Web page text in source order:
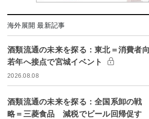
海外展開 最新記事
酒類流通の未来を探る：東北＝消費者
若年へ接点で宮城イベント
2026.08.08
酒類流通の未来を探る：全国系卸の戦
略＝三菱食品 減税でビール回帰促す